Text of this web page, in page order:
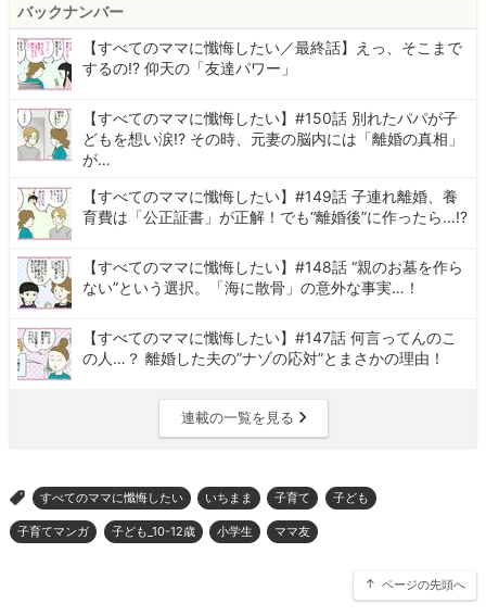
バックナンバー
【すべてのママに懺悔したい／最終話】えっ、そこまで
するの!? 仰天の「友達パワー」
【すべてのママに懺悔したい】#150話 別れたパパが子
どもを想い涙!? その時、元妻の脳内には「離婚の真相」
が…
【すべてのママに懺悔したい】#149話 子連れ離婚、養
育費は「公正証書」が正解！でも“離婚後”に作ったら…!?
【すべてのママに懺悔したい】#148話 “親のお墓を作ら
ない”という選択。「海に散骨」の意外な事実…！
【すべてのママに懺悔したい】#147話 何言ってんのこ
の人…？ 離婚した夫の”ナゾの応対”とまさかの理由！
連載の一覧を見る
> すべてのママに懺悔したい いちまま 子育て 子ども
子育てマンガ 子ども_10-12歳 小学生 ママ友
ページの先頭へ